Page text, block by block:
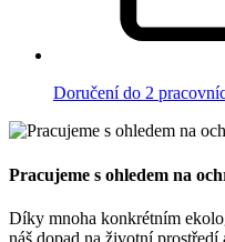
Doručení do 2
Pracujeme s ohledem na
Díky mnoha konkrétním
náš dopad na životní prostředí